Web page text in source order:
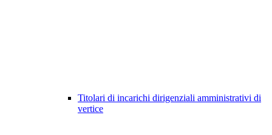
Titolari di incarichi dirigenziali amministrativi di
vertice